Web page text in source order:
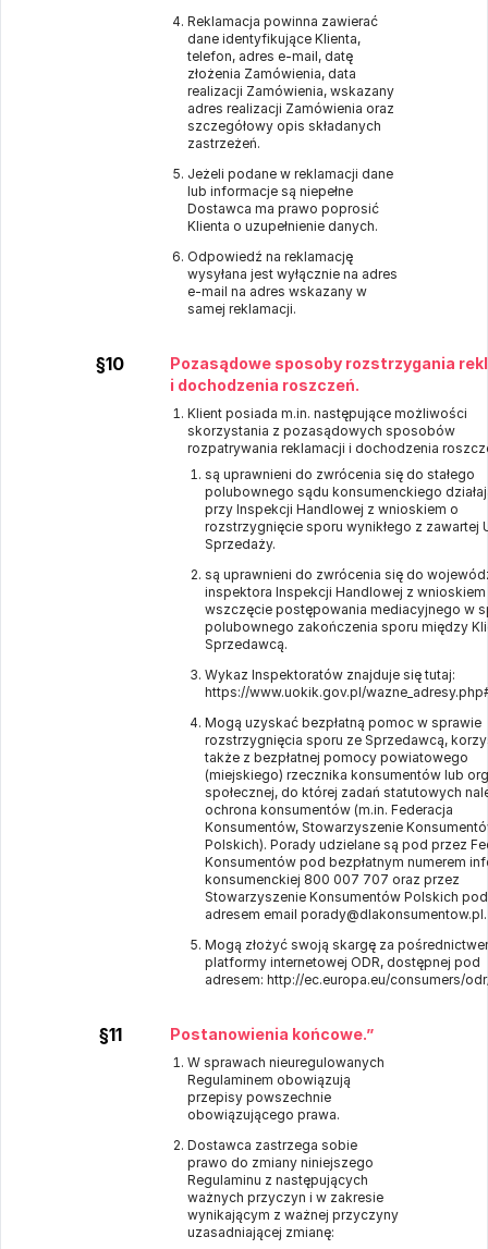
Reklamacja powinna zawierać
dane identyfikujące Klienta,
telefon, adres e-mail, datę
złożenia Zamówienia, data
realizacji Zamówienia, wskazany
adres realizacji Zamówienia oraz
szczegółowy opis składanych
zastrzeżeń.
Jeżeli podane w reklamacji dane
lub informacje są niepełne
Dostawca ma prawo poprosić
Klienta o uzupełnienie danych.
Odpowiedź na reklamację
wysyłana jest wyłącznie na adres
e-mail na adres wskazany w
samej reklamacji.
§10
Pozasądowe sposoby rozstrzygania
i dochodzenia roszczeń.
Klient posiada m.in. następujące możliwości
skorzystania z pozasądowych sposobów
rozpatrywania reklamacji i dochodzenia
są uprawnieni do zwrócenia się do stałego
polubownego sądu konsumenckiego
przy Inspekcji Handlowej z wnioskiem o
rozstrzygnięcie sporu wynikłego z zawartej
Sprzedaży.
są uprawnieni do zwrócenia się do
inspektora Inspekcji Handlowej z
wszczęcie postępowania mediacyjnego w
polubownego zakończenia sporu między
Sprzedawcą.
Wykaz Inspektoratów znajduje się tutaj:
https://www.uokik.gov.pl/
Mogą uzyskać bezpłatną pomoc w sprawie
rozstrzygnięcia sporu ze Sprzedawcą,
także z bezpłatnej pomocy powiatowego
(miejskiego) rzecznika konsumentów lub
społecznej, do której zadań statutowych
ochrona konsumentów (m.in. Federacja
Konsumentów, Stowarzyszenie
Polskich). Porady udzielane są pod przez
Konsumentów pod bezpłatnym numerem
konsumenckiej 800 007 707 oraz przez
Stowarzyszenie Konsumentów Polskich pod
adresem email porady@dlakonsumentow.pl.
Mogą złożyć swoją skargę za
platformy internetowej ODR, dostępnej pod
adresem: http://ec.europa.eu/consumers/
§11 Postanowienia końcowe.”
W sprawach nieuregulowanych
Regulaminem obowiązują
przepisy powszechnie
obowiązującego prawa.
Dostawca zastrzega sobie
prawo do zmiany niniejszego
Regulaminu z następujących
ważnych przyczyn i w zakresie
wynikającym z ważnej przyczyny
uzasadniającej zmianę: